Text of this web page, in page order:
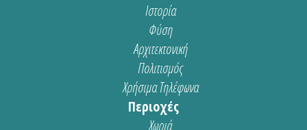
Ιστορία
Φύση
Αρχιτεκτονική
Πολιτισμός
Χρήσιμα Τηλέφωνα
Περιοχές
Χωριά